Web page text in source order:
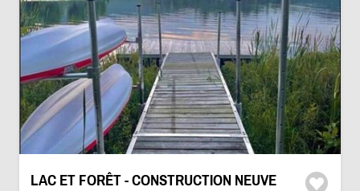
LAC ET FORÊT - CONSTRUCTION NEUVE